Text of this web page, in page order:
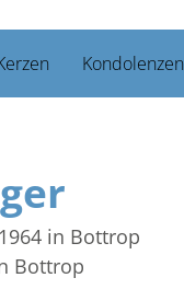
Kondolenzen
in Bottrop
Bottrop